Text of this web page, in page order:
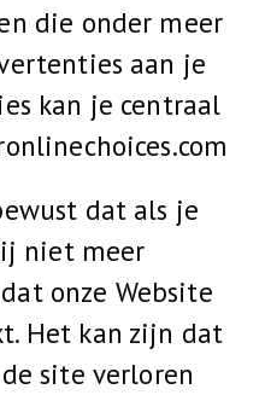
die onder meer
aan je
kan je centraal
dat als je
niet meer
onze Website
Het kan zijn dat
site verloren